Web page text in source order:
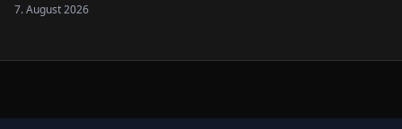
die Regelungen übersichtlicher gestaltet und an die
7. August 2026